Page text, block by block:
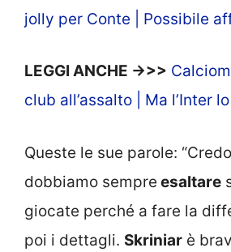
jolly per Conte | Possibile
LEGGI ANCHE ->>>
club all’assalto | Ma l’Inter
Queste le sue parole:
dobbiamo sempre esaltare
giocate perché a fare la
poi i dettagli. Skriniar è